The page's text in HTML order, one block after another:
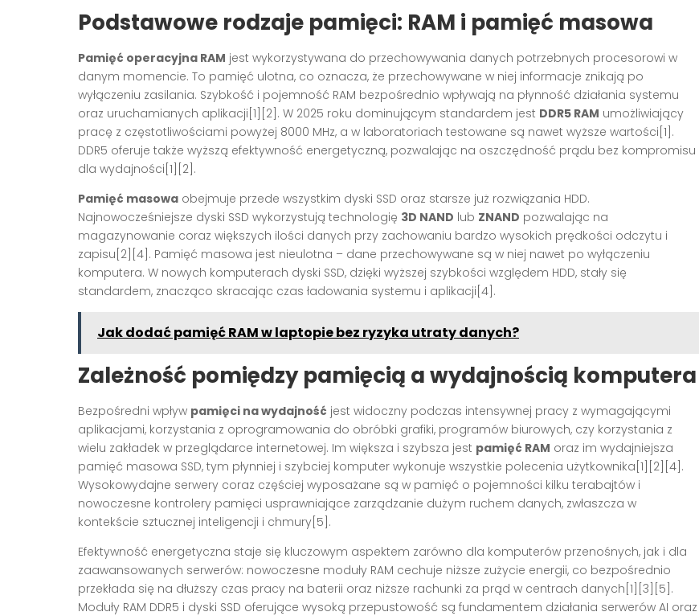
Podstawowe rodzaje pamięci: RAM i pamięć masowa
Pamięć operacyjna RAM jest wykorzystywana do przechowywania danych potrzebnych procesorowi w
danym momencie. To pamięć ulotna, co oznacza, że przechowywane w niej informacje znikają po
wyłączeniu zasilania. Szybkość i pojemność RAM bezpośrednio wpływają na płynność działania systemu
oraz uruchamianych aplikacji[1][2]. W 2025 roku dominującym standardem jest DDR5 RAM umożliwiający
pracę z częstotliwościami powyżej 8000 MHz, a w laboratoriach testowane są nawet wyższe wartości[1].
DDR5 oferuje także wyższą efektywność energetyczną, pozwalając na oszczędność prądu bez kompromisu
dla wydajności[1][2].
Pamięć masowa obejmuje przede wszystkim dyski SSD oraz starsze już rozwiązania HDD.
Najnowocześniejsze dyski SSD wykorzystują technologię 3D NAND lub ZNAND pozwalając na
magazynowanie coraz większych ilości danych przy zachowaniu bardzo wysokich prędkości odczytu i
zapisu[2][4]. Pamięć masowa jest nieulotna – dane przechowywane są w niej nawet po wyłączeniu
komputera. W nowych komputerach dyski SSD, dzięki wyższej szybkości względem HDD, stały się
standardem, znacząco skracając czas ładowania systemu i aplikacji[4].
Jak dodać pamięć RAM w laptopie bez ryzyka utraty danych?
Zależność pomiędzy pamięcią a wydajnością komputera
Bezpośredni wpływ pamięci na wydajność jest widoczny podczas intensywnej pracy z wymagającymi
aplikacjami, korzystania z oprogramowania do obróbki grafiki, programów biurowych, czy korzystania z
wielu zakładek w przeglądarce internetowej. Im większa i szybsza jest pamięć RAM oraz im wydajniejsza
pamięć masowa SSD, tym płynniej i szybciej komputer wykonuje wszystkie polecenia użytkownika[1][2][4].
Wysokowydajne serwery coraz częściej wyposażane są w pamięć o pojemności kilku terabajtów i
nowoczesne kontrolery pamięci usprawniające zarządzanie dużym ruchem danych, zwłaszcza w
kontekście sztucznej inteligencji i chmury[5].
Efektywność energetyczna staje się kluczowym aspektem zarówno dla komputerów przenośnych, jak i dla
zaawansowanych serwerów: nowoczesne moduły RAM cechuje niższe zużycie energii, co bezpośrednio
przekłada się na dłuższy czas pracy na baterii oraz niższe rachunki za prąd w centrach danych[1][3][5].
Moduły RAM DDR5 i dyski SSD oferujące wysoką przepustowość są fundamentem działania serwerów AI oraz